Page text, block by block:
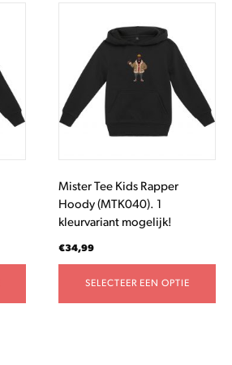
Mister Tee Kids Rapper
Hoody (MTK040). 1
kleurvariant mogelijk!
€34,99
SELECTEER EEN OPTIE
meerdere
variaties.
Deze
optie
op
de
productpagina